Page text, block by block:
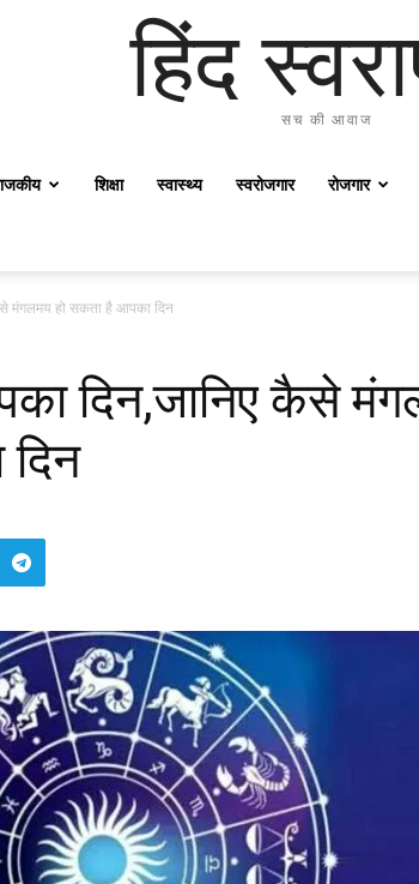
हिंद
सच की आवाज
शिक्षा स्वास्थ्य स्वरोजगार रोजगार
मंगलमय हो सकता है आपका दिन
दिन,जानिए कैसे